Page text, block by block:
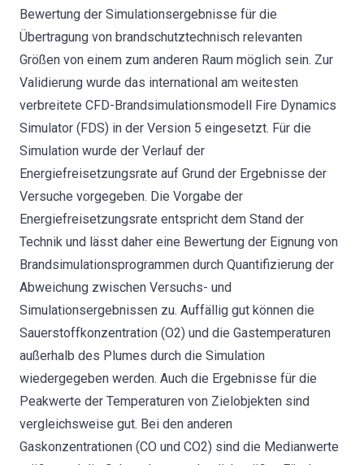
Bewertung der Simulationsergebnisse für die
Übertragung von brandschutztechnisch relevanten
Größen von einem zum anderen Raum möglich sein. Zur
Validierung wurde das international am weitesten
verbreitete CFD-Brandsimulationsmodell Fire Dynamics
Simulator (FDS) in der Version 5 eingesetzt. Für die
Simulation wurde der Verlauf der
Energiefreisetzungsrate auf Grund der Ergebnisse der
Versuche vorgegeben. Die Vorgabe der
Energiefreisetzungsrate entspricht dem Stand der
Technik und lässt daher eine Bewertung der Eignung von
Brandsimulationsprogrammen durch Quantifizierung der
Abweichung zwischen Versuchs- und
Simulationsergebnissen zu. Auffällig gut können die
Sauerstoffkonzentration (O2) und die Gastemperaturen
außerhalb des Plumes durch die Simulation
wiedergegeben werden. Auch die Ergebnisse für die
Peakwerte der Temperaturen von Zielobjekten sind
vergleichsweise gut. Bei den anderen
Gaskonzentrationen (CO und CO2) sind die Medianwerte